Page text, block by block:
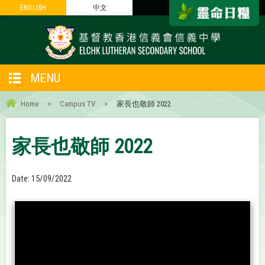
ENGLISH 中文
ENGLISH 中文
MENU
Home > Campus TV > 家長也敬師 2022
家長也敬師 2022
Date: 15/09/2022